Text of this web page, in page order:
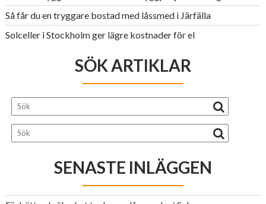
Så får du en tryggare bostad med låssmed i Järfälla
Solceller i Stockholm ger lägre kostnader för el
SÖK ARTIKLAR
SENASTE INLÄGGEN